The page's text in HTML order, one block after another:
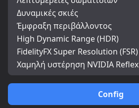
Config
Δυναμικές σκιές
Έμφραξη περιβάλλοντος
High Dynamic Range (HDR)
FidelityFX Super Resolution (FSR)
Χαμηλή υστέρηση NVIDIA Reflex